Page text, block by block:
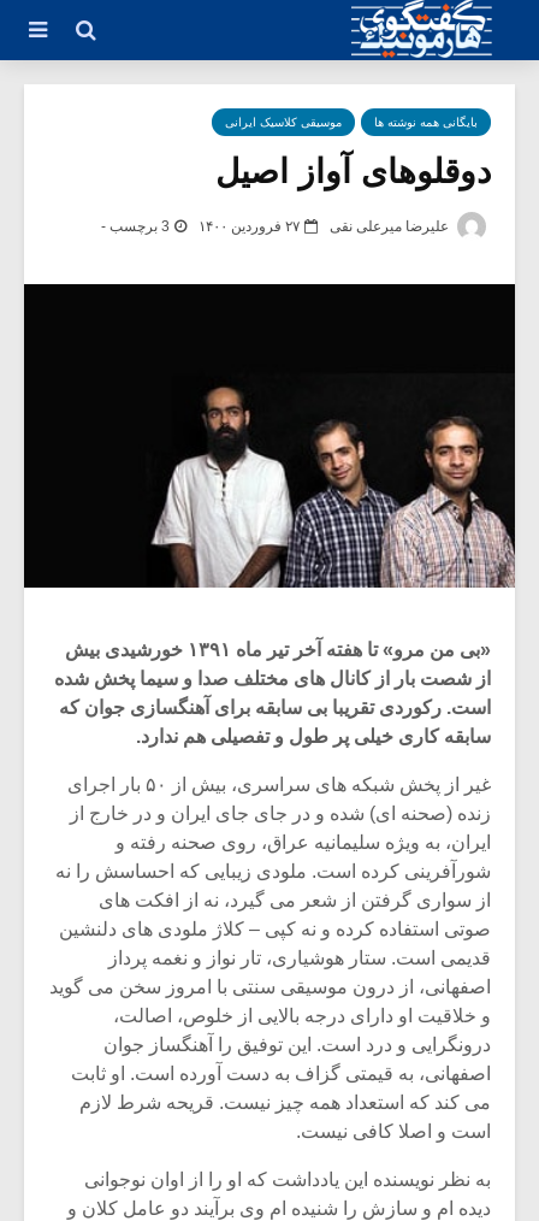
بایگانی همه نوشته ها موسیقی کلاسیک ایرانی
دوقلوهای آواز اصیل
علیرضا میرعلی نقی ۲۷ فروردین ۱۴۰۰ 3 برچسب -
«بی من مرو» تا هفته آخر تیر ماه ۱۳۹۱ خورشیدی بیش
از شصت بار از کانال های مختلف صدا و سیما پخش شده
است. رکوردی تقریبا بی سابقه برای آهنگسازی جوان که
سابقه کاری خیلی پر طول و تفصیلی هم ندارد.
غیر از پخش شبکه های سراسری، بیش از ۵۰ بار اجرای
زنده (صحنه ای) شده و در جای جای ایران و در خارج از
ایران، به ویژه سلیمانیه عراق، روی صحنه رفته و
شورآفرینی کرده است. ملودی زیبایی که احساسش را نه
از سواری گرفتن از شعر می گیرد، نه از افکت های
صوتی استفاده کرده و نه کپی – کلاژ ملودی های دلنشین
قدیمی است. ستار هوشیاری، تار نواز و نغمه پرداز
اصفهانی، از درون موسیقی سنتی با امروز سخن می گوید
و خلاقیت او دارای درجه بالایی از خلوص، اصالت،
درونگرایی و درد است. این توفیق را آهنگساز جوان
اصفهانی، به قیمتی گزاف به دست آورده است. او ثابت
می کند که استعداد همه چیز نیست. قریحه شرط لازم
است و اصلا کافی نیست.
به نظر نویسنده این یادداشت که او را از اوان نوجوانی
دیده ام و سازش را شنیده ام وی برآیند دو عامل کلان و